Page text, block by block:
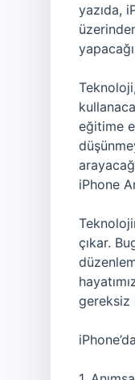
yazıda,
eğitime
iPhone
çıkar.
gereksiz